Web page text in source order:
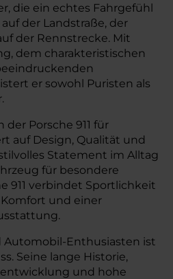
die ein echtes Fahrgefühl
der Landstraße, der
der Rennstrecke. Mit
dem charakteristischen
er sowohl Puristen als
Porsche 911 für
auf Design, Qualität und
Statement im Alltag
für besondere
911 verbindet Sportlichkeit
und einer
Automobil-Enthusiasten ist
Seine lange Historie,
und hohe